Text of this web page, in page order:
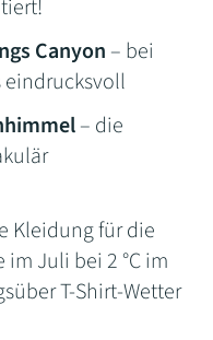
Canyon – bei
eindrucksvoll
– die
Kleidung für die
Juli bei 2 °C im
T-Shirt-Wetter